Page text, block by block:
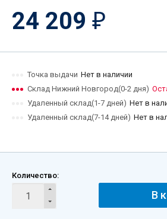
24 209 ₽
Точка выдачи Нет в наличии
Склад Нижний Новгород(0-2 дня)
Удаленный склад(1-7 дней) Нет в
Удаленный склад(7-14 дней) Нет в
Количество:
В